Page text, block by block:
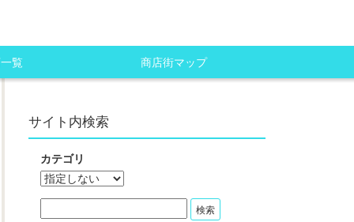
覧 商店街マップ
サイト内検索
カテゴリ